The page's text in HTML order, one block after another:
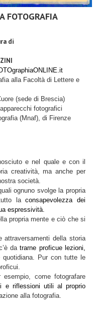
FOTOGRAFIA
di
alla Facoltà di Lettere e
(sede di Brescia)
fotografici
(Mnaf), di Firenze
e nel quale e con il
creatività, ma anche per
società.
ognuno svolge la propria
laconsapevolezza dei
espressività.
propria mente e ciò che si
attraversamenti della storia
datrarne proficue lezioni,
quotidiana. Pur con tutte le
come fotografare
e riflessioni utili al proprio
alla fotografia.